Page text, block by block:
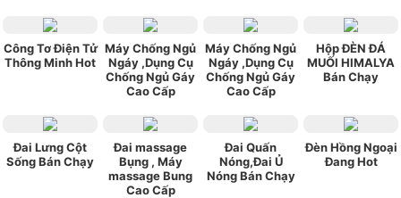
Công Tơ Điện Tử
Thông Minh Hot
Máy Chống Ngủ
Ngáy ,Dụng Cụ
Chống Ngủ Gáy
Cao Cấp
Máy Chống Ngủ
Ngáy ,Dụng Cụ
Chống Ngủ Gáy
Cao Cấp
Hộp ĐÈN ĐÁ
MUỐI HIMALYA
Bán Chạy
Đai Lưng Cột
Sống Bán Chạy
Đai massage
Bụng , Máy
massage Bung
Cao Cấp
Đai Quấn
Nóng,Đai Ủ
Nóng Bán Chạy
Đèn Hồng Ngoại
Đang Hot